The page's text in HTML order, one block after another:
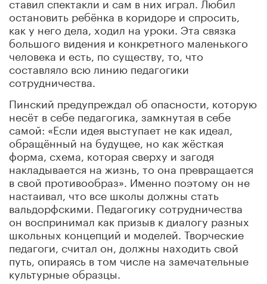
остановить ребёнка в коридоре и спросить,
как у него дела, ходил на уроки. Эта связка
большого видения и конкретного маленького
человека и есть, по существу, то, что
составляло всю линию педагогики
сотрудничества.
Пинский предупреждал об опасности, которую
несёт в себе педагогика, замкнутая в себе
самой: «Если идея выступает не как идеал,
обращённый на будущее, но как жёсткая
форма, схема, которая сверху и загодя
накладывается на жизнь, то она превращается
в свой противообраз». Именно поэтому он не
настаивал, что все школы должны стать
вальдорфскими. Педагогику сотрудничества
он воспринимал как призыв к диалогу разных
школьных концепций и моделей. Творческие
педагоги, считал он, должны находить свой
путь, опираясь в том числе на замечательные
культурные образцы.